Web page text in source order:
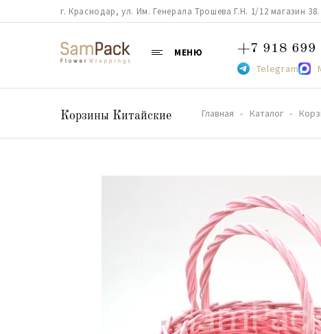
г. Краснодар, ул. Им. Генерала Трошева Г.Н. 1/12 магазин
МЕНЮ +7 918 699
Telegram
Корзины Китайские Главная Каталог